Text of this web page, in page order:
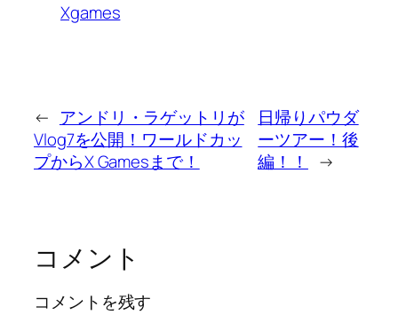
Xgames
← アンドリ・ラゲットリが
Vlog7を公開！ワールドカッ
プからX Gamesまで！
日帰りパウダ
ーツアー！後
編！！
→
コメント
コメントを残す